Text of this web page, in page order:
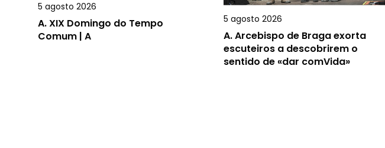
5 agosto 2026
A.XIX Domingo do Tempo
Comum | A
5 agosto 2026
A.Arcebispo de Braga exorta
escuteiros a descobrirem o
sentido de «dar comVida»